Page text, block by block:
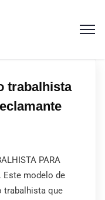
trabalhista
PARA
Este modelo de
trabalhista que